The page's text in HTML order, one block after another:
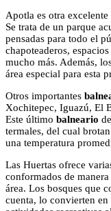
Apotla es otra
Se trata de un parque
pensadas para todo el
chapoteaderos,
mucho más. Además,
área especial para esta
Otros importantes
Xochitepec, Iguazú, El
Este último balneario
termales, del cual
una temperatura
Las Huertas ofrece
conformados de
área. Los bosques que
cuenta, lo convierten